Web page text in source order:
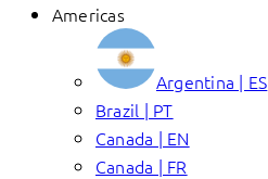
Americas
Argentina | ES
Brazil | PT
Canada | EN
Canada | FR